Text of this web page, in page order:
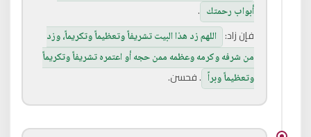
أبواب رحمتك .
فإن زاد: اللهم زد هذا البيت تشريفاً وتعظيماً وتكريماً، وزد
من شرفه وكرمه وعظمه ممن حجه أو اعتمره تشريفاً وتكريماً
وتعظيماً وبراً . فحسن.